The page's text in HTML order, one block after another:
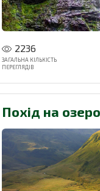
2236
ЗАГАЛЬНА КІЛЬКІСТЬ
ПЕРЕГЛЯДІВ
Похід на